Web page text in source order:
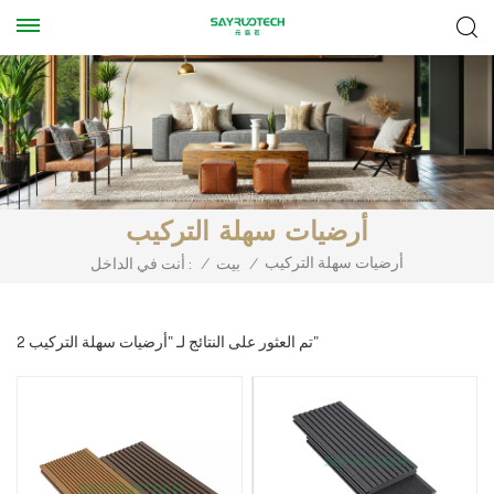
أرضيات سهلة التركيب
أنت في الداخل : / بيت / أرضيات سهلة التركيب
2 تم العثور على النتائج لـ "أرضيات سهلة التركيب"